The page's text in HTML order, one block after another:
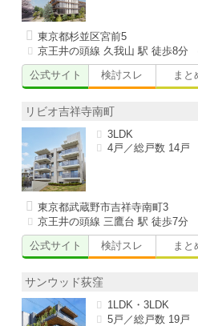
東京都杉並区宮前5
京王井の頭線 久我山 駅 徒歩8分
公式サイト
検討スレ まと
リビオ吉祥寺南町
3LDK
4戸／総戸数 14戸
東京都武蔵野市吉祥寺南町3
京王井の頭線 三鷹台 駅 徒歩7分
公式サイト
検討スレ まと
サンウッド荻窪
1LDK・3LDK
5戸／総戸数 19戸